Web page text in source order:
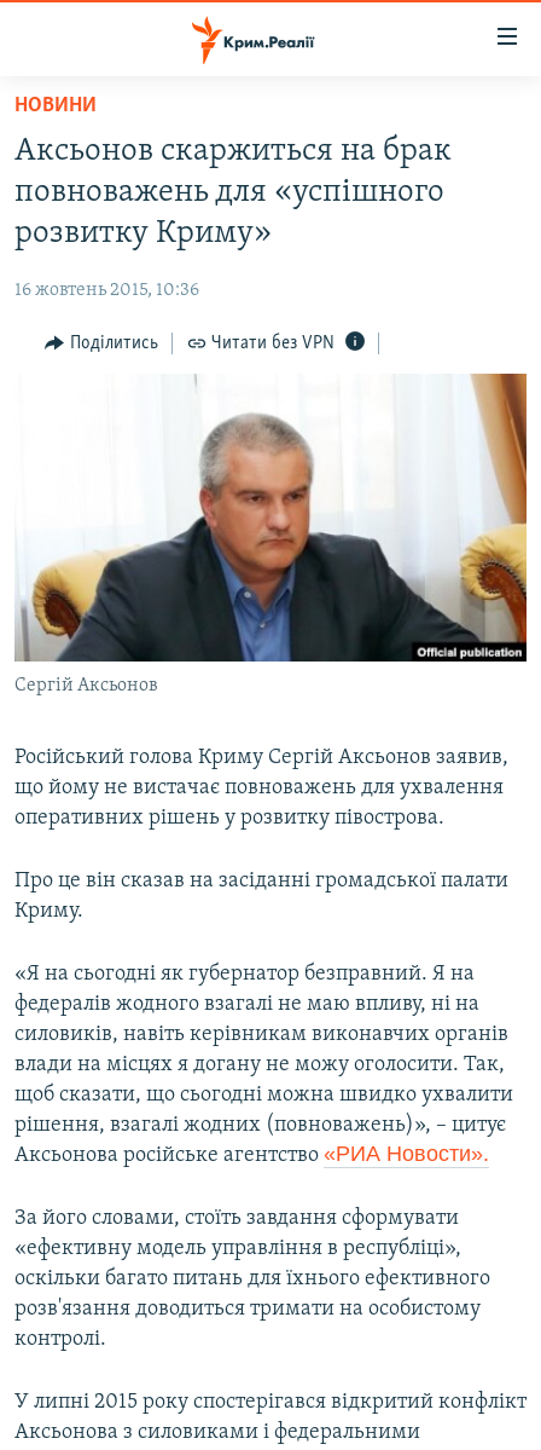
Перейти
основного
матеріалу
до
основної
Перейти
ВІДЕО ТА ФОТО
БЛОГИ
ПОГЛЯД
ВІДЕОУРОКИ «ELIFBE»
СВІДЧЕННЯ ОКУПАЦІЇ
УКРАЇНСЬКА ПРОБЛЕМА КРИМУ
ІНФОГРАФІКА
ЯК ОБІЙТИ БЛОКУВАННЯ
Русский
Qırımtatar
ДОЛУЧАЙСЯ!
Усі сайти RFE/RL
НОВИНИ
Аксьонов скаржиться на брак
повноважень для «успішного
розвитку Криму»
16 жовтень 2015, 10:36
Поділитись Читати без VPN
Сергій Аксьонов
Російський голова Криму Сергій Аксьонов заявив,
що йому не вистачає повноважень для ухвалення
оперативних рішень у розвитку півострова.
Про це він сказав на засіданні громадської палати
Криму.
«Я на сьогодні як губернатор безправний. Я на
федералів жодного взагалі не маю впливу, ні на
силовиків, навіть керівникам виконавчих органів
влади на місцях я догану не можу оголосити. Так,
щоб сказати, що сьогодні можна швидко ухвалити
рішення, взагалі жодних (повноважень)», – цитує
Аксьонова російське агентство «РИА Новости».
За його словами, стоїть завдання сформувати
«ефективну модель управління в республіці»,
оскільки багато питань для їхнього ефективного
розв'язання доводиться тримати на особистому
контролі.
У липні 2015 року спостерігався відкритий конфлікт
Аксьонова з силовиками і федеральними